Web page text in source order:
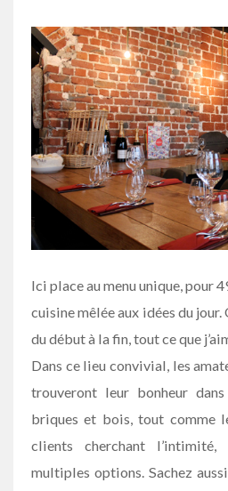
Ici place au menu unique, pour
cuisine mêlée aux idées du
du début à la fin, tout ce que
Dans ce lieu convivial, les
trouveront leur bonheur
briques et bois, tout comme
clients cherchant l’intimité,
multiples options. Sachez